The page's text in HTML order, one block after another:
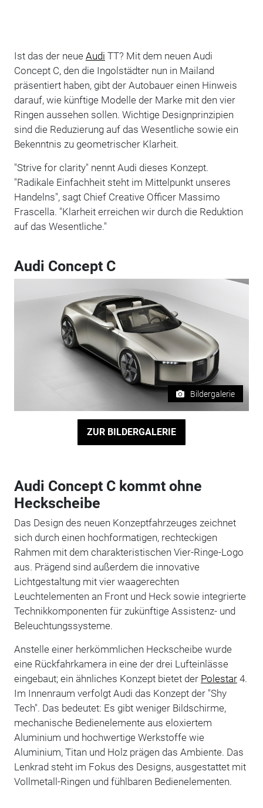
Ist das der neue Audi TT? Mit dem neuen Audi
Concept C, den die Ingolstädter nun in Mailand
präsentiert haben, gibt der Autobauer einen Hinweis
darauf, wie künftige Modelle der Marke mit den vier
Ringen aussehen sollen. Wichtige Designprinzipien
sind die Reduzierung auf das Wesentliche sowie ein
Bekenntnis zu geometrischer Klarheit.
"Strive for clarity" nennt Audi dieses Konzept.
"Radikale Einfachheit steht im Mittelpunkt unseres
Handelns", sagt Chief Creative Officer Massimo
Frascella. "Klarheit erreichen wir durch die Reduktion
auf das Wesentliche."
Audi Concept C
Bildergalerie
ZUR BILDERGALERIE
Audi Concept C kommt ohne
Heckscheibe
Das Design des neuen Konzeptfahrzeuges zeichnet
sich durch einen hochformatigen, rechteckigen
Rahmen mit dem charakteristischen Vier-Ringe-Logo
aus. Prägend sind außerdem die innovative
Lichtgestaltung mit vier waagerechten
Leuchtelementen an Front und Heck sowie integrierte
Technikkomponenten für zukünftige Assistenz- und
Beleuchtungssysteme.
Anstelle einer herkömmlichen Heckscheibe wurde
eine Rückfahrkamera in eine der drei Lufteinlässe
eingebaut; ein ähnliches Konzept bietet der Polestar4.
Im Innenraum verfolgt Audi das Konzept der "Shy
Tech". Das bedeutet: Es gibt weniger Bildschirme,
mechanische Bedienelemente aus eloxiertem
Aluminium und hochwertige Werkstoffe wie
Aluminium, Titan und Holz prägen das Ambiente. Das
Lenkrad steht im Fokus des Designs, ausgestattet mit
Vollmetall-Ringen und fühlbaren Bedienelementen.